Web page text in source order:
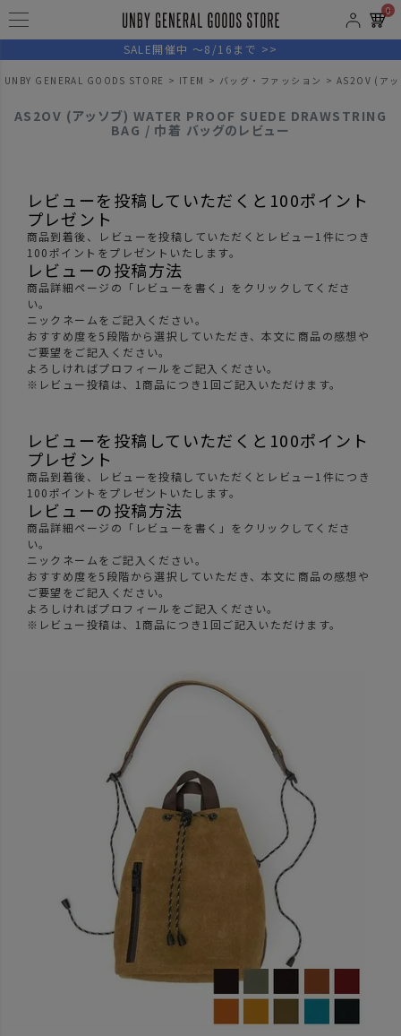
0
SALE開催中 ～8/16まで >>
UNBY GENERAL GOODS STORE ITEM バッグ・ファッション AS2OV (ア
AS2OV (アッソブ) WATER PROOF SUEDE DRAWSTRING
BAG / 巾着 バッグのレビュー
レビューを投稿していただくと100ポイント
プレゼント
商品到着後、レビューを投稿していただくとレビュー1件につき
100ポイントをプレゼントいたします。
レビューの投稿方法
商品詳細ページの「レビューを書く」をクリックしてくださ
い。
ニックネームをご記入ください。
おすすめ度を5段階から選択していただき、本文に商品の感想や
ご要望をご記入ください。
よろしければプロフィールをご記入ください。
※レビュー投稿は、1商品につき1回ご記入いただけます。
レビューを投稿していただくと100ポイント
プレゼント
商品到着後、レビューを投稿していただくとレビュー1件につき
100ポイントをプレゼントいたします。
レビューの投稿方法
商品詳細ページの「レビューを書く」をクリックしてくださ
い。
ニックネームをご記入ください。
おすすめ度を5段階から選択していただき、本文に商品の感想や
ご要望をご記入ください。
よろしければプロフィールをご記入ください。
※レビュー投稿は、1商品につき1回ご記入いただけます。